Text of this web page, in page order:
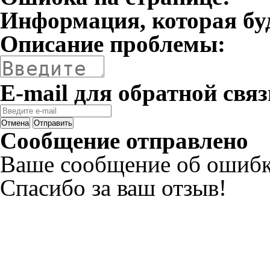
Информация, которая
Описание проблемы:
E-mail для обратной
Отмена Отправить
Сообщение отправлено
Ваше сообщение об
Спасибо за ваш отзыв!